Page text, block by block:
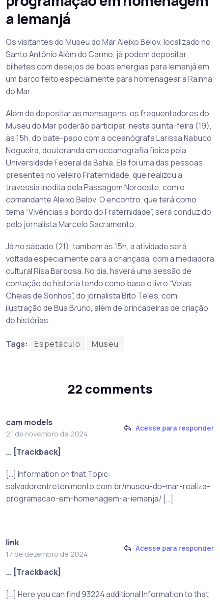
a Iemanjá
Os visitantes do Museu do Mar Aleixo Belov, localizado no
Santo Antônio Além do Carmo, já podem depositar
bilhetes com desejos de boas energias para Iemanjá em
um barco feito especialmente para homenagear a Rainha
do Mar.
Além de depositar as mensagens, os frequentadores do
Museu do Mar poderão participar, nesta quinta-feira (19),
às 15h, do bate-papo com a oceanógrafa Larissa Nabuco
Nogueira, doutoranda em oceanografia física pela
Universidade Federal da Bahia. Ela foi uma das pessoas
presentes no veleiro Fraternidade, que realizou a
travessia inédita pela Passagem Noroeste, com o
comandante Aleixo Belov. O encontro, que terá como
tema “Vivências a bordo do Fraternidade”, será conduzido
pelo jornalista Marcelo Sacramento.
Já no sábado (21), também às 15h, a atividade será
voltada especialmente para a criançada, com a mediadora
cultural Risa Barbosa. No dia, haverá uma sessão de
contação de história tendo como base o livro “Velas
Cheias de Sonhos”, do jornalista Bito Teles, com
ilustração de Bua Bruno, além de brincadeiras de criação
de histórias.
Tags: Espetáculo Museu
22 comments
cam models
21 de novembro de 2024
Acesse para responder
… [Trackback]
[…] Information on that Topic:
salvadorentretenimento.com.br/museu-do-mar-realiza-
programacao-em-homenagem-a-iemanja/ […]
link
17 de dezembro de 2024
Acesse para responder
… [Trackback]
[…] Here you can find 93224 additional Information to that